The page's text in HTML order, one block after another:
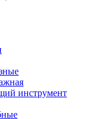
инструмент